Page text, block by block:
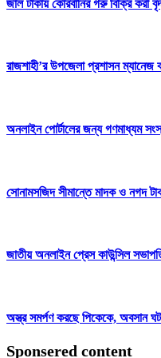
জাল টাকায় কোরবানির গরু বিক্রি করা
রাজশাহী’র উপজেলা প্রশাসন
অনলাইন পোর্টালের জন্য গণমাধ্যম
সোনামসজিদ সীমান্তে মাদক ও নগদ
জাতীয় অনলাইন প্রেস কাউন্সিল
অস্ত্র সমর্পণ করছে পিকেকে, অবসান
Sponsered content